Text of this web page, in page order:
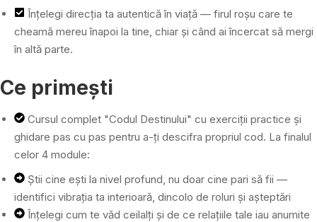
Înțelegi direcția ta autentică în viață — firul roșu care te
cheamă mereu înapoi la tine, chiar și când ai încercat să mergi
în altă parte.
Ce primești
Cursul complet "Codul Destinului" cu exerciții practice și
ghidare pas cu pas pentru a-ți descifra propriul cod. La finalul
celor 4 module:
Știi cine ești la nivel profund, nu doar cine pari să fii —
identifici vibrația ta interioară, dincolo de roluri și așteptări
Înțelegi cum te văd ceilalți și de ce relațiile tale iau anumite